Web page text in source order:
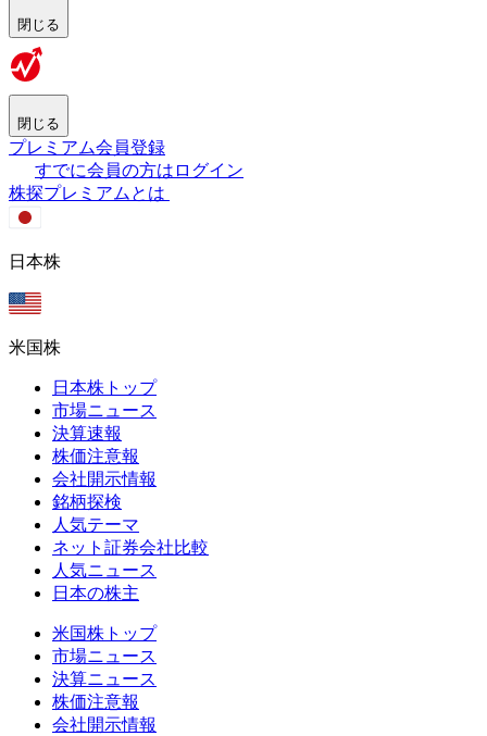
閉じる
閉じる
プレミアム会員登録
すでに会員の方はログイン
株探プレミアムとは
日本株
米国株
日本株トップ
市場ニュース
決算速報
株価注意報
会社開示情報
銘柄探検
人気テーマ
ネット証券会社比較
人気ニュース
日本の株主
米国株トップ
市場ニュース
決算ニュース
株価注意報
会社開示情報